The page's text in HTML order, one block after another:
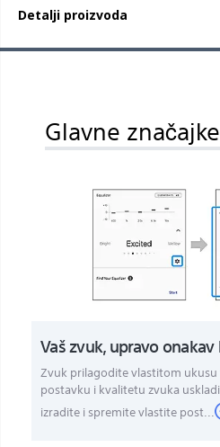
Detalji proizvoda
Glavne značajke
Vaš zvuk, upravo
Zvuk prilagodite vlastitom
postavku i kvalitetu zvuka
izradite i spremite vlastite post...